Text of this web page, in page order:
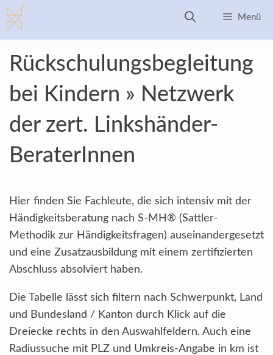
Zum
Inhalt
springen
Menü
Rückschulungsbegleitung
bei Kindern » Netzwerk
der zert. Linkshänder-
BeraterInnen
Hier finden Sie Fachleute, die sich intensiv mit der
Händigkeitsberatung nach S-MH® (Sattler-
Methodik zur Händigkeitsfragen) auseinandergesetzt
und eine Zusatzausbildung mit einem zertifizierten
Abschluss absolviert haben.
Die Tabelle lässt sich filtern nach Schwerpunkt, Land
und Bundesland / Kanton durch Klick auf die
Dreiecke rechts in den Auswahlfeldern. Auch eine
Radiussuche mit PLZ und Umkreis-Angabe in km ist